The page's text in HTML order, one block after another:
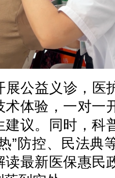
展公益义诊，医
术体验，一对一
建议。同时，科
”防控、民法典
读最新医保惠民